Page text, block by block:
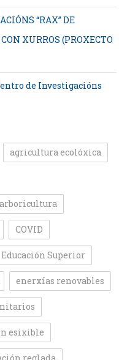
“RAX” DE
XURROS (PROXECTO
de Investigacións
agricultura ecolóxica
arboricultura
COVID
Educación Superior
enerxías renovables
esixible